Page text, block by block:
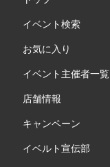
イベント検索
お気に入り
イベント主催者一覧
店舗情報
キャンペーン
イベルト宣伝部